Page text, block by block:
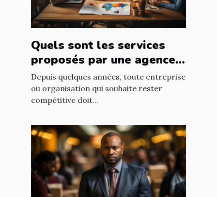
Quels sont les services
proposés par une agence
web ?
Depuis quelques années, toute entreprise
ou organisation qui souhaite rester
compétitive doit...